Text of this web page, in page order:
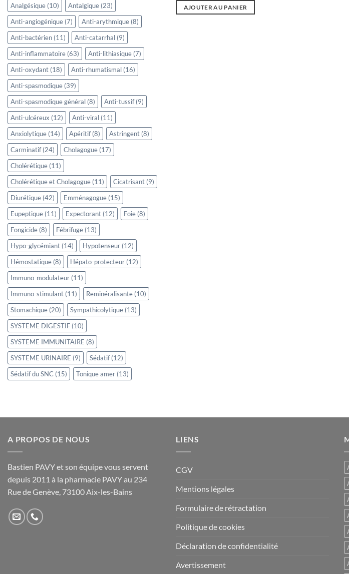
Analgésique (10) Antalgique (23)
Anti-angiogénique (7) Anti-arythmique (8)
Anti-bactérien (11) Anti-catarrhal (9)
Anti-inflammatoire (63) Anti-lithiasique (7)
Anti-oxydant (18) Anti-rhumatismal (16)
Anti-spasmodique (39)
Anti-spasmodique général (8) Anti-tussif(9)
Anti-ulcéreux (12) Anti-viral (11)
Anxiolytique (14) Apéritif(8) Astringent (8)
Carminatif(24) Cholagogue (17)
Cholérétique (11)
Cholérétique et Cholagogue (11) Cicatrisant (9)
Diurétique (42) Emménagogue (15)
Eupeptique (11) Expectorant (12) Foie (8)
Fongicide (8) Fébrifuge (13)
Hypo-glycémiant (14) Hypotenseur (12)
Hémostatique (8) Hépato-protecteur (12)
Immuno-modulateur (11)
Immuno-stimulant (11) Reminéralisante (10)
Stomachique (20) Sympathicolytique (13)
SYSTEME DIGESTIF (10)
SYSTEME IMMUNITAIRE (8)
SYSTEME URINAIRE (9) Sédatif(12)
Sédatif du SNC (15) Tonique amer (13)
AJOUTER AU PANIER
A PROPOS DE NOUS
Bastien PAVY et son équipe vous servent
depuis 2011 à la pharmacie PAVY au 234
Rue de Genève, 73100 Aix-les-Bains
LIENS
CGV
Mentions légales
Formulaire de rétractation
Politique de cookies
Déclaration de confidentialité
Avertissement